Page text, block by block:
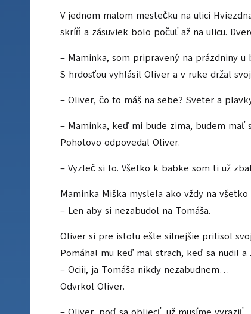
V jednom malom mestečku na ulici
skríň a zásuviek bolo počuť až na ulicu.
– Maminka, som pripravený na prázdniny u
S hrdosťou vyhlásil Oliver a v ruke držal
– Oliver, čo to máš na sebe? Sveter a
– Maminka, keď mi bude zima, budem
Pohotovo odpovedal Oliver.
– Vyzleč si to. Všetko k babke som ti už
Maminka Miška myslela ako vždy na
– Len aby si nezabudol na Tomáša.
Oliver si pre istotu ešte silnejšie pritisol
Pomáhal mu keď mal strach, keď sa nudil a
– Ociii, ja Tomáša nikdy nezabudnem…
Odvrkol Oliver.